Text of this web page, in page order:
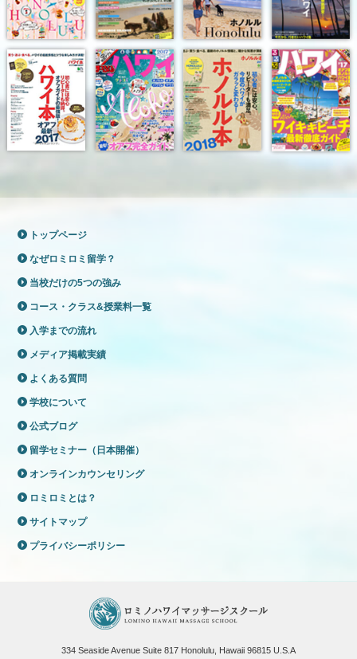
トップページ
なぜロミロミ留学？
当校だけの5つの強み
コース・クラス&授業料一覧
入学までの流れ
メディア掲載実績
よくある質問
学校について
公式ブログ
留学セミナー（日本開催）
オンラインカウンセリング
ロミロミとは？
サイトマップ
プライバシーポリシー
334 Seaside Avenue Suite 817 Honolulu, Hawaii 96815 U.S.A